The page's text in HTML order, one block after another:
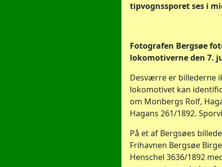
tipvognssporet ses i
Fotografen Bergsøe
lokomotiverne den 7.
Desværre er billederne
lokomotivet kan
om Monbergs Rolf,
Hagans 261/1892.
På et af Bergsøes
Frihavnen Bergsøe
Henschel 3636/1892